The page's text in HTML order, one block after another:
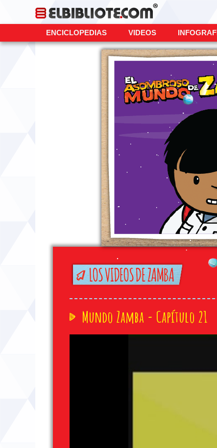
ENCICLOPEDIAS VIDEOS
Mundo Zamba - Capítulo 21